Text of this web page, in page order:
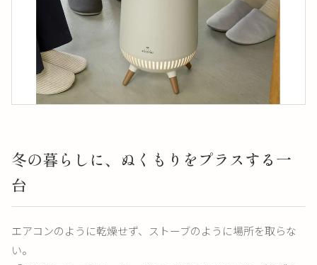
冬の暮らしに、ぬくもりをプラスする一
台
エアコンのように乾燥せず、ストーブのように場所を取らな
い。